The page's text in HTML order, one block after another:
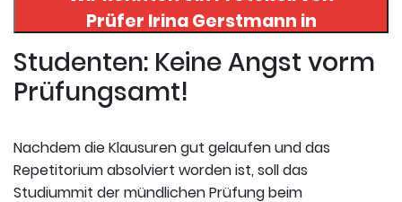
Prüfer Irina Gerstmann in
uneserer Datenbank finden. Hier
registrieren und das Protokoll
abrufen.
Studenten: Keine Angst vorm
Prüfungsamt!
Nachdem die Klausuren gut gelaufen und das
Repetitorium absolviert worden ist, soll das
Studiummit der mündlichen Prüfung beim